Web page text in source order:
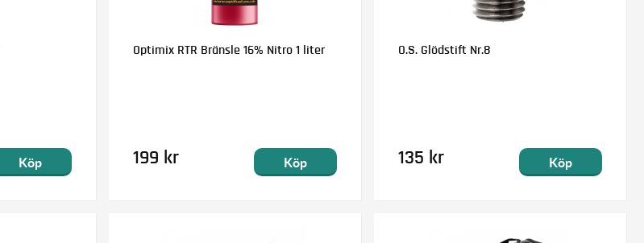
Köp
Optimix RTR Bränsle 16% Nitro 1 liter
199 kr Köp
O.S. Glödstift Nr.8
135 kr Köp